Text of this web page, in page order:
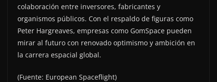
colaboración entre inversores, fabricantes y
organismos públicos. Con el respaldo de figuras como
Peter Hargreaves, empresas como GomSpace pueden
mirar al futuro con renovado optimismo y ambición en
la carrera espacial global.
(Fuente: European Spaceflight)